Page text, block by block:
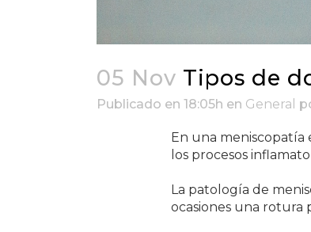
05 Nov Tipos de
Publicado en 18:05h en General
En una meniscopatía
los procesos
La patología de
ocasiones una rotura